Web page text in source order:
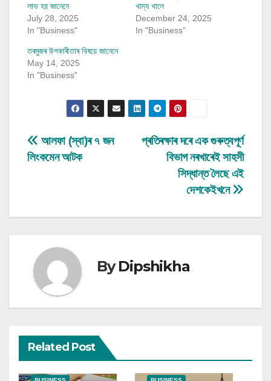
লাভ হয় জানেনে
July 28, 2025
In "Business"
খাদ্য খালে
December 24, 2025
In "Business"
তৰমুজৰ উপকাৰীতাৰ বিষয়ে জানেনে
May 14, 2025
In "Business"
Post
প্ৰতিৰক্ষাৰ দৰে এক গুৰুত্বপূৰ্ণ
বিভাগ নৰখাৰেই সাহসী
সিদ্ধান্ত লৈছে এই
দেশকেইখনে
আলফা (স্বা)ৰ ৭ জন
লিংকমেন আটক
ByDipshikha
Related Post